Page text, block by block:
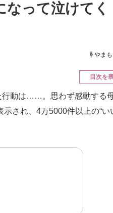
って泣けてく
やま
目次を
行動は……。思わず感動する
され、4万5000件以上の“い